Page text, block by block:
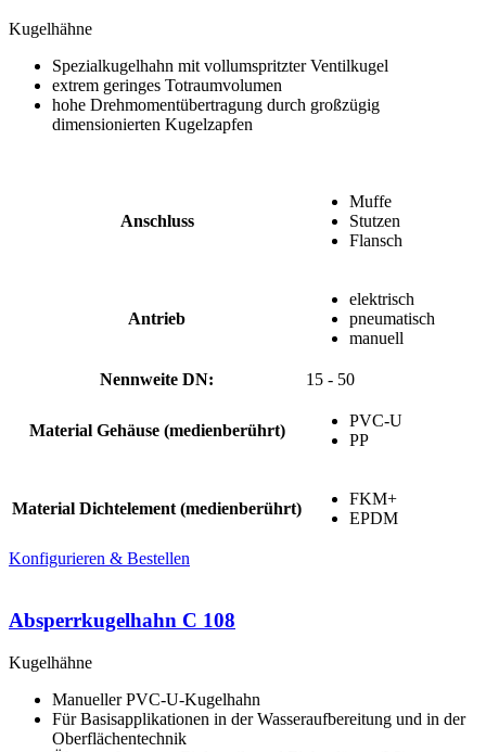
Kugelhähne
Spezialkugelhahn mit vollumspritzter Ventilkugel
extrem geringes Totraumvolumen
hohe Drehmomentübertragung durch großzügig
dimensionierten Kugelzapfen
Anschluss
Muffe
Stutzen
Flansch
Antrieb
elektrisch
pneumatisch
manuell
Nennweite DN: 15 - 50
Material Gehäuse (medienberührt)
PVC-U
PP
Material Dichtelement (medienberührt)
FKM+
EPDM
Konfigurieren & Bestellen
Absperrkugelhahn C 108
Kugelhähne
Manueller PVC-U-Kugelhahn
Für Basisapplikationen in der Wasseraufbereitung und in der
Oberflächentechnik